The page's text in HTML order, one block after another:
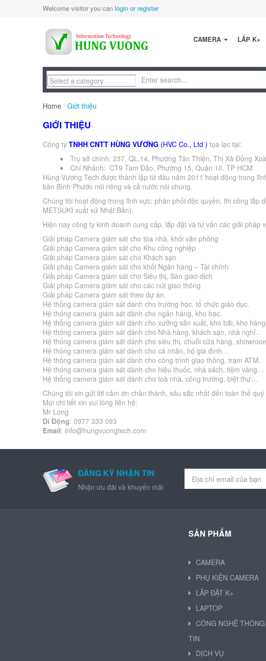
Welcome visitor you can login or register
CAMERA LẮP K+
Home / Giới thiệu
GIỚI THIỆU
Công ty TNHH CNTT HÙNG VƯƠNG (HVC Co., Ltd ) tọa lạc tại:
Trụ sở chính: 237, QL.14, Phường Tân Thiện, Thị Xã Đồng
Chí Nhánh: CT9 Tam Đảo, Phường 15, Quận 10, TP HCM
Hùng Vương Tech được thành lập từ đầu năm 2011 hoạt động trong
bàn Bình Phước nói riêng và cả nước nói chung.
Chúng tôi hoạt động trong lĩnh vực: phân phối độc quyền, thi công lắp
METSUKI xuất xứ Nhật Bản).
Hiện nay công ty kinh doanh cung cấp, lắp đặt và tư vấn các giải pháp
Giải pháp Camera giám sát cho tòa nhà, khối văn phòng
Giải pháp Camera giám sát cho Khu công nghiệp
Giải pháp Camera giám sát cho Khách sạn
Giải pháp Camera giám sát cho khối Ngân hàng – Tài chính
Giải pháp Camera giám sát cho Siêu thị, Sàn giao dịch
Giải pháp Camera giám sát cho các nút giao thông
Giải pháp Camera giám sát theo dự án.
Hệ thống camera giám sát dành cho trường học, tổ chức giáo dục.
Hệ thống camera giám sát dành cho ngân hàng, kho bạc.
Hệ thống camera giám sát dành cho xưởng sản xuất, kho bãi, kho
Hệ thống camera giám sát dành cho Nhà hàng, khách sạn, nhà nghỉ..
Hệ thống camera giám sát dành cho siêu thị, chuỗi cửa hàng,
Hệ thống camera giám sát dành cho cá nhân, hộ gia đình…
Hệ thống camera giám sát dành cho công trình giao thông, trạm ATM.
Hệ thống camera giám sát dành cho hiệu thuốc, nhà sách, tiệm vàng…
Hệ thống camera giám sát dành cho toà nhà, công trường, biệt thự…
Chúng tôi xin gửi lời cảm ơn chân thành, sâu sắc nhất đến toàn thể
Mọi chi tiết xin vui lòng liên hệ:
Mr Long
Di Động: 0977 333 093
Email: info@hungvuongtech.com
ĐĂNG KÝ NHẬN TIN
Nhận ưu đãi và khuyến mãi
SẢN PHẨM
CAMERA
PHỤ KIỆN CAMERA
LẮP ĐẶT K+
LAPTOP
CÔNG NGHỆ THÔNG
TIN
DỊCH VỤ